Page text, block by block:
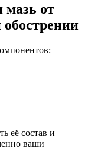
от
её состав и
ваши